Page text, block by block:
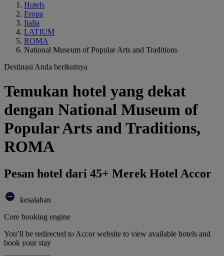
Hotels
Eropa
Italia
LATIUM
ROMA
National Museum of Popular Arts and Traditions
Destinasi Anda berikutnya
Temukan hotel yang dekat
dengan National Museum of
Popular Arts and Traditions,
ROMA
Pesan hotel dari 45+ Merek Hotel Accor
kesalahan
Core booking engine
You’ll be redirected to Accor website to view available hotels and
book your stay